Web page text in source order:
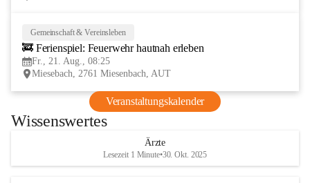
Gemeinschaft & Vereinsleben
🚒 Ferienspiel: Feuerwehr hautnah erleben
Fr., 21. Aug., 08:25
Miesebach, 2761 Miesenbach, AUT
Veranstaltungskalender
Wissenswertes
Ärzte
Lesezeit 1 Minute•30. Okt. 2025